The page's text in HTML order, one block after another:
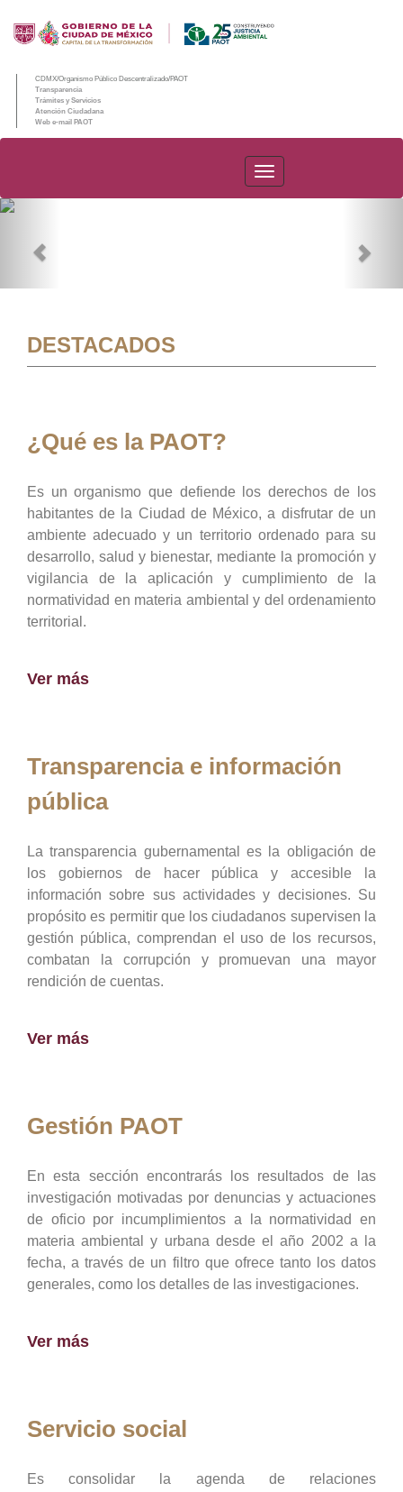
CDMX/Organismo Público Descentralizado/PAOT
Transparencia
Trámites y Servicios
Atención Ciudadana
Web e-mail PAOT
PAOT
DESTACADOS
¿Qué es la PAOT?
Es un organismo que defiende los derechos de los
habitantes de la Ciudad de México, a disfrutar de un
ambiente adecuado y un territorio ordenado para su
desarrollo, salud y bienestar, mediante la promoción y
vigilancia de la aplicación y cumplimiento de la
normatividad en materia ambiental y del ordenamiento
territorial.
Ver más
Transparencia e información
pública
La transparencia gubernamental es la obligación de
los gobiernos de hacer pública y accesible la
información sobre sus actividades y decisiones. Su
propósito es permitir que los ciudadanos supervisen la
gestión pública, comprendan el uso de los recursos,
combatan la corrupción y promuevan una mayor
rendición de cuentas.
Ver más
Gestión PAOT
En esta sección encontrarás los resultados de las
investigación motivadas por denuncias y actuaciones
de oficio por incumplimientos a la normatividad en
materia ambiental y urbana desde el año 2002 a la
fecha, a través de un filtro que ofrece tanto los datos
generales, como los detalles de las investigaciones.
Ver más
Servicio social
Es consolidar la agenda de relaciones